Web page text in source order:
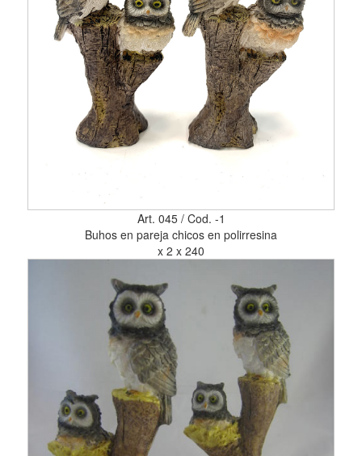
Art. 045 / Cod. -1
Buhos en pareja chicos en polirresina
x 2 x 240